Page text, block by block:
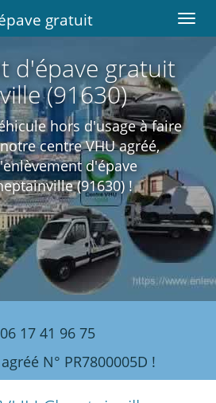
gratuit
d'épave gratuit
(91630)
hors d'usage à faire
centre VHU agréé,
d'épave
(91630) !
17 41 96 75
N° PR7800005D !